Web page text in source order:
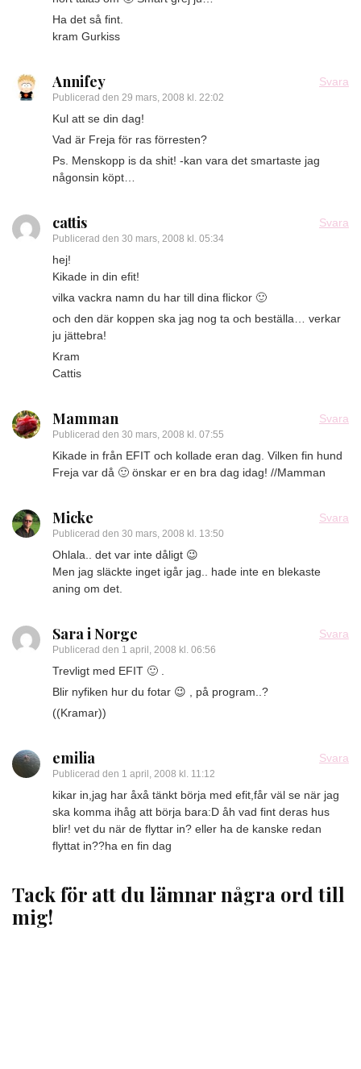
Ha det så fint.
kram Gurkiss
Annifey
Publicerad den 29 mars, 2008 kl. 22:02
Svara
Kul att se din dag!
Vad är Freja för ras förresten?
Ps. Menskopp is da shit! -kan vara det smartaste jag
någonsin köpt…
cattis
Publicerad den 30 mars, 2008 kl. 05:34
Svara
hej!
Kikade in din efit!
vilka vackra namn du har till dina flickor 🙂
och den där koppen ska jag nog ta och beställa… verkar
ju jättebra!
Kram
Cattis
Mamman
Publicerad den 30 mars, 2008 kl. 07:55
Svara
Kikade in från EFIT och kollade eran dag. Vilken fin hund
Freja var då 🙂 önskar er en bra dag idag! //Mamman
Micke
Publicerad den 30 mars, 2008 kl. 13:50
Svara
Ohlala.. det var inte dåligt 😉
Men jag släckte inget igår jag.. hade inte en blekaste
aning om det.
Sara i Norge
Publicerad den 1 april, 2008 kl. 06:56
Svara
Trevligt med EFIT 🙂 .
Blir nyfiken hur du fotar 😉 , på program..?
((Kramar))
emilia
Publicerad den 1 april, 2008 kl. 11:12
Svara
kikar in,jag har åxå tänkt börja med efit,får väl se när jag
ska komma ihåg att börja bara:D åh vad fint deras hus
blir! vet du när de flyttar in? eller ha de kanske redan
flyttat in??ha en fin dag
Tack för att du lämnar några ord till
mig!